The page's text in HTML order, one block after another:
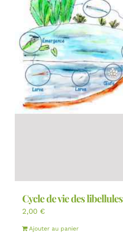
Cycle de vie des libellules
2,00 €
Ajouter au panier